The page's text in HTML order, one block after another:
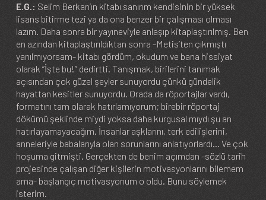
E.G.: Selim Berkan’ın kitabı sanırım kendisinin bir yüksek
lisans bitirme tezi ya da ona benzer bir çalışması olması
lazım. Daha sonra bir yayıneviyle anlaşıp kitaplaştırılmış. Ben
en azından kitaplaştırıldıktan sonra -Metis’ten çıkmıştı
yanılmıyorsam- kitabı gördüm, okudum ve bana hissiyat
olarak “İşte bu!” dedirtti. Tanışmak, birilerini tanımak
açısından çok güzel şeyler sunuyordu çünkü gündelik
hayattan kesitler sunuyordu. Orada da röportajlar vardı,
formatını tam olarak hatırlamıyorum; birebir röportaj
dökümü şeklinde miydi yoksa daha kurgusal mıydı şu an
hatırlayamayacağım. İnsanlar aşklarını, terk edilişlerini,
anneleriyle babalarıyla olan sorunlarını anlatıyorlardı… Ve çok
hoşuma gitmişti. Gerçekten de benim açımdan -sözlü tarih
projesinde çalışan diğer kişilerin motivasyonlarını bilemem
ama- başlangıç motivasyonum o oldu. Bunu söylemek
isterim.